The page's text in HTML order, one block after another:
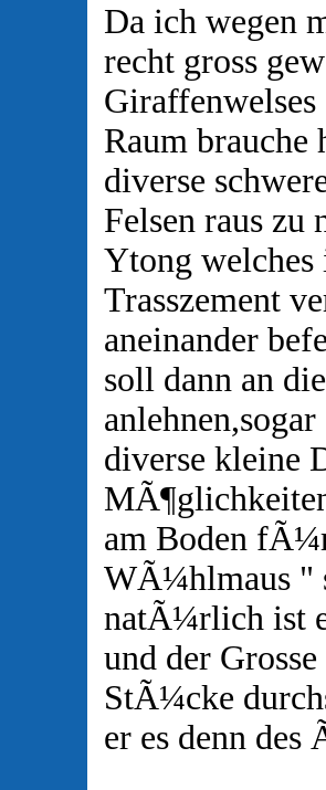
Da ich wegen
recht gross
Giraffenwelses
Raum brauche
diverse
Felsen raus zu
Ytong
Trasszement
aneinander
soll dann an
diverse kleine
am Boden
WÃ¼hlmaus "
natÃ¼rlich ist
und der
StÃ¼cke
er es denn des